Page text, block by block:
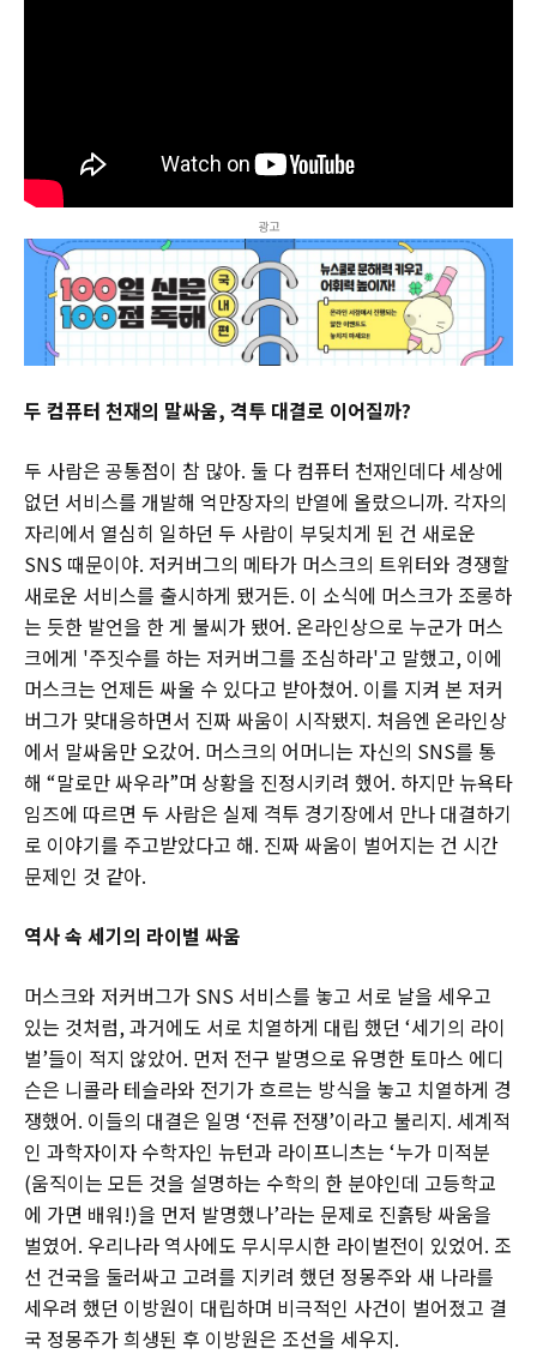
광고
두 컴퓨터 천재의 말싸움, 격투 대결로 이어질까?
두 사람은 공통점이 참 많아. 둘 다 컴퓨터 천재인데다 세상에
없던 서비스를 개발해 억만장자의 반열에 올랐으니까. 각자의
자리에서 열심히 일하던 두 사람이 부딪치게 된 건 새로운
SNS 때문이야. 저커버그의 메타가 머스크의 트위터와 경쟁할
새로운 서비스를 출시하게 됐거든. 이 소식에 머스크가 조롱하
는 듯한 발언을 한 게 불씨가 됐어. 온라인상으로 누군가 머스
크에게 '주짓수를 하는 저커버그를 조심하라'고 말했고, 이에
머스크는 언제든 싸울 수 있다고 받아쳤어. 이를 지켜 본 저커
버그가 맞대응하면서 진짜 싸움이 시작됐지. 처음엔 온라인상
에서 말싸움만 오갔어. 머스크의 어머니는 자신의 SNS를 통
해 “말로만 싸우라”며 상황을 진정시키려 했어. 하지만 뉴욕타
임즈에 따르면 두 사람은 실제 격투 경기장에서 만나 대결하기
로 이야기를 주고받았다고 해. 진짜 싸움이 벌어지는 건 시간
문제인 것 같아.
역사 속 세기의 라이벌 싸움
머스크와 저커버그가 SNS 서비스를 놓고 서로 날을 세우고
있는 것처럼, 과거에도 서로 치열하게 대립 했던 ‘세기의 라이
벌’들이 적지 않았어. 먼저 전구 발명으로 유명한 토마스 에디
슨은 니콜라 테슬라와 전기가 흐르는 방식을 놓고 치열하게 경
쟁했어. 이들의 대결은 일명 ‘전류 전쟁’이라고 불리지. 세계적
인 과학자이자 수학자인 뉴턴과 라이프니츠는 ‘누가 미적분
(움직이는 모든 것을 설명하는 수학의 한 분야인데 고등학교
에 가면 배워!)을 먼저 발명했나’라는 문제로 진흙탕 싸움을
벌였어. 우리나라 역사에도 무시무시한 라이벌전이 있었어. 조
선 건국을 둘러싸고 고려를 지키려 했던 정몽주와 새 나라를
세우려 했던 이방원이 대립하며 비극적인 사건이 벌어졌고 결
국 정몽주가 희생된 후 이방원은 조선을 세우지.